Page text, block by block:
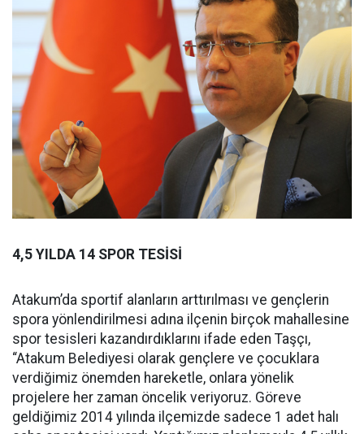
4,5 YILDA 14 SPOR TESİSİ
Atakum’da sportif alanların arttırılması ve gençlerin
spora yönlendirilmesi adına ilçenin birçok mahallesine
spor tesisleri kazandırdıklarını ifade eden Taşçı,
“Atakum Belediyesi olarak gençlere ve çocuklara
verdiğimiz önemden hareketle, onlara yönelik
projelere her zaman öncelik veriyoruz. Göreve
geldiğimiz 2014 yılında ilçemizde sadece 1 adet halı